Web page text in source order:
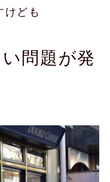
けども
問題が発